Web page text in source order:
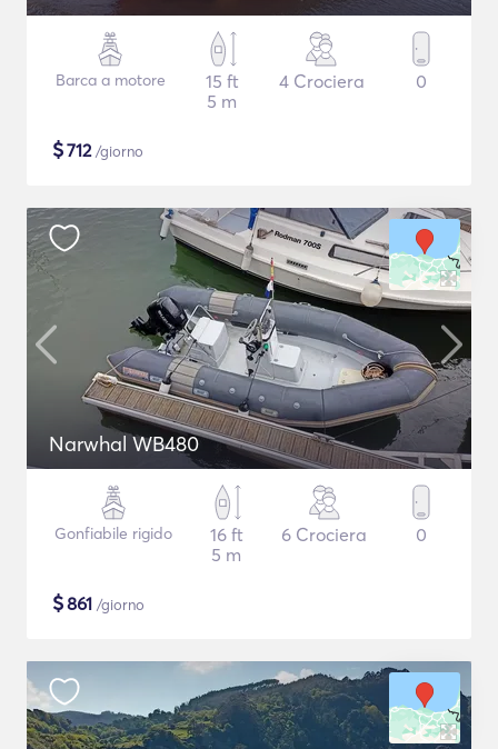
Barca a motore
15 ft
5 m
4 Crociera 0
$712/giorno
Narwhal WB480
Gonfiabile rigido
16 ft
5 m
6 Crociera 0
$861 /giorno